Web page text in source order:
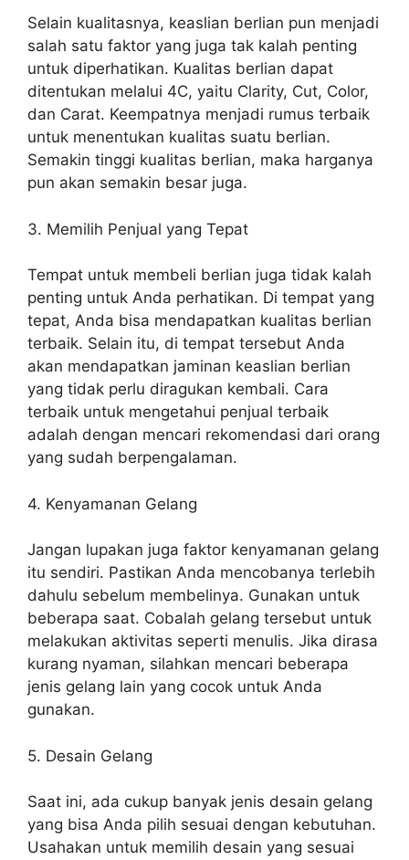
Selain kualitasnya, keaslian berlian pun menjadi
salah satu faktor yang juga tak kalah penting
untuk diperhatikan. Kualitas berlian dapat
ditentukan melalui 4C, yaitu Clarity, Cut, Color,
dan Carat. Keempatnya menjadi rumus terbaik
untuk menentukan kualitas suatu berlian.
Semakin tinggi kualitas berlian, maka harganya
pun akan semakin besar juga.
3. Memilih Penjual yang Tepat
Tempat untuk membeli berlian juga tidak kalah
penting untuk Anda perhatikan. Di tempat yang
tepat, Anda bisa mendapatkan kualitas berlian
terbaik. Selain itu, di tempat tersebut Anda
akan mendapatkan jaminan keaslian berlian
yang tidak perlu diragukan kembali. Cara
terbaik untuk mengetahui penjual terbaik
adalah dengan mencari rekomendasi dari orang
yang sudah berpengalaman.
4. Kenyamanan Gelang
Jangan lupakan juga faktor kenyamanan gelang
itu sendiri. Pastikan Anda mencobanya terlebih
dahulu sebelum membelinya. Gunakan untuk
beberapa saat. Cobalah gelang tersebut untuk
melakukan aktivitas seperti menulis. Jika dirasa
kurang nyaman, silahkan mencari beberapa
jenis gelang lain yang cocok untuk Anda
gunakan.
5. Desain Gelang
Saat ini, ada cukup banyak jenis desain gelang
yang bisa Anda pilih sesuai dengan kebutuhan.
Usahakan untuk memilih desain yang sesuai